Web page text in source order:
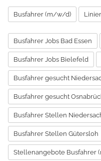
Busfahrer (m/w/d)
Busfahrer Jobs Bad Essen
Busfahrer Jobs Bielefeld
Busfahrer gesucht
Busfahrer gesucht
Busfahrer Stellen
Busfahrer Stellen Gütersloh
Stellenangebote Busfahrer